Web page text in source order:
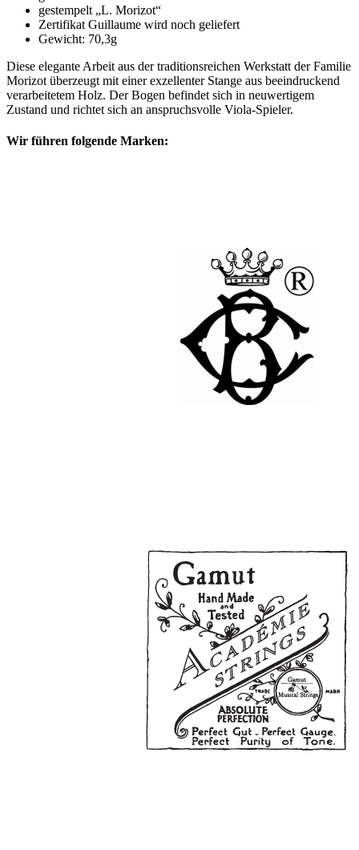
gestempelt „L. Morizot“
Zertifikat Guillaume wird noch geliefert
Gewicht: 70,3g
Diese elegante Arbeit aus der traditionsreichen Werkstatt der Familie
Morizot überzeugt mit einer exzellenter Stange aus beeindruckend
verarbeitetem Holz. Der Bogen befindet sich in neuwertigem
Zustand und richtet sich an anspruchsvolle Viola-Spieler.
Wir führen folgende Marken: